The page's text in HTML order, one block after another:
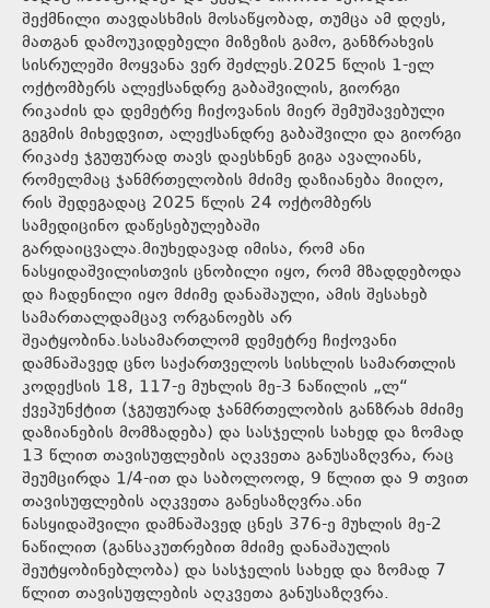
შექმნილი თავდასხმის მოსაწყობად, თუმცა ამ დღეს,
მათგან დამოუკიდებელი მიზეზის გამო, განზრახვის
სისრულეში მოყვანა ვერ შეძლეს.2025 წლის 1-ელ
ოქტომბერს ალექსანდრე გაბაშვილის, გიორგი
რიკაძის და დემეტრე ჩიქოვანის მიერ შემუშავებული
გეგმის მიხედვით, ალექსანდრე გაბაშვილი და გიორგი
რიკაძე ჯგუფურად თავს დაესხნენ გიგა ავალიანს,
რომელმაც ჯანმრთელობის მძიმე დაზიანება მიიღო,
რის შედეგადაც 2025 წლის 24 ოქტომბერს
სამედიცინო დაწესებულებაში
გარდაიცვალა.მიუხედავად იმისა, რომ ანი
ნასყიდაშვილისთვის ცნობილი იყო, რომ მზადდებოდა
და ჩადენილი იყო მძიმე დანაშაული, ამის შესახებ
სამართალდამცავ ორგანოებს არ
შეატყობინა.სასამართლომ დემეტრე ჩიქოვანი
დამნაშავედ ცნო საქართველოს სისხლის სამართლის
კოდექსის 18, 117-ე მუხლის მე-3 ნაწილის „ლ“
ქვეპუნქტით (ჯგუფურად ჯანმრთელობის განზრახ მძიმე
დაზიანების მომზადება) და სასჯელის სახედ და ზომად
13 წლით თავისუფლების აღკვეთა განუსაზღვრა, რაც
შეუმცირდა 1/4-ით და საბოლოოდ, 9 წლით და 9 თვით
თავისუფლების აღკვეთა განესაზღვრა.ანი
ნასყიდაშვილი დამნაშავედ ცნეს 376-ე მუხლის მე-2
ნაწილით (განსაკუთრებით მძიმე დანაშაულის
შეუტყობინებლობა) და სასჯელის სახედ და ზომად 7
წლით თავისუფლების აღკვეთა განუსაზღვრა.